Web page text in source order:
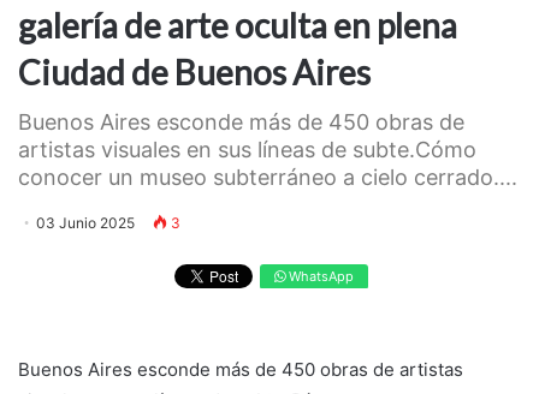
galería de arte oculta en plena
Ciudad de Buenos Aires
Buenos Aires esconde más de 450 obras de
artistas visuales en sus líneas de subte.Cómo
conocer un museo subterráneo a cielo cerrado....
03 Junio 2025 3
WhatsApp
Buenos Aires esconde más de 450 obras de artistas